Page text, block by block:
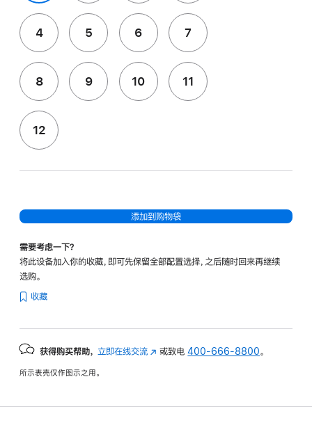
4 5 6 7
8 9 10 11
12
添加到购物袋
需要考虑一下？
将此设备加入你的收藏，即可先保留全部配置选择，之后随时回来再继续
选购。
收藏
获得购买帮助， 立即在线交流 (在
中
或致电400-666-8800 。
所示表壳仅作图示之用。